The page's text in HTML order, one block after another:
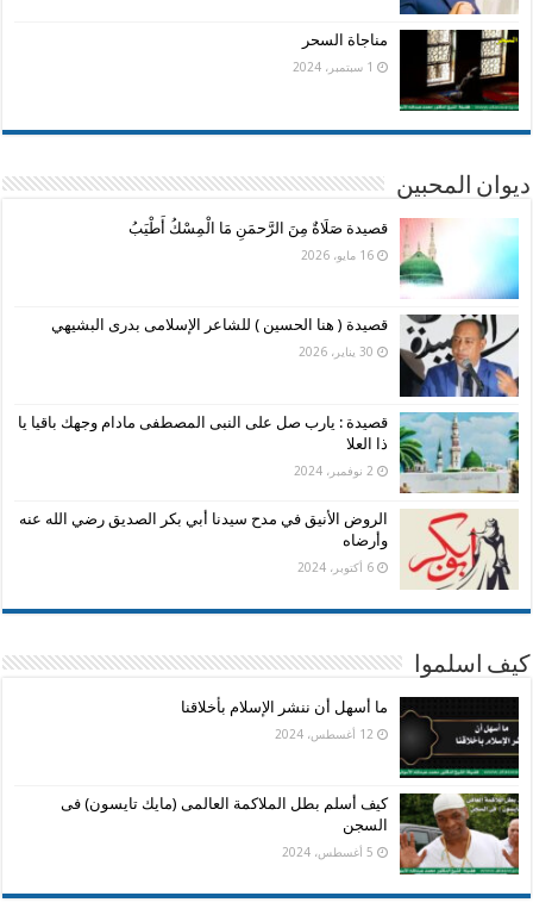
مناجاة السحر
1 سبتمبر، 2024
ديوان المحبين
قصيدة صَلَاةٌ مِنَ الرَّحمَنِ مَا الْمِسْكُ أَطْيَبُ
16 مايو، 2026
قصيدة ( هنا الحسين ) للشاعر الإسلامى بدرى البشيهي
30 يناير، 2026
قصيدة : يارب صل على النبى المصطفى مادام وجهك باقيا يا
ذا العلا
2 نوفمبر، 2024
الروض الأنيق في مدح سيدنا أبي بكر الصديق رضي الله عنه
وأرضاه
6 أكتوبر، 2024
كيف اسلموا
ما أسهل أن ننشر الإسلام بأخلاقنا
12 أغسطس، 2024
كيف أسلم بطل الملاكمة العالمى (مايك تايسون) فى
السجن
5 أغسطس، 2024